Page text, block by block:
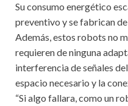
Su consumo energético
preventivo y se fabrican
Además, estos robots no
requieren de ninguna
interferencia de señales
espacio necesario y la
“Si algo fallara, como un